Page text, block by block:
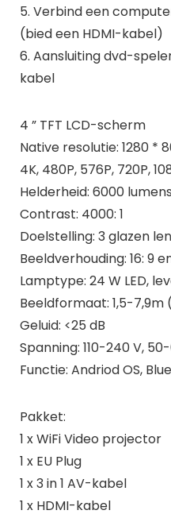
5. Verbind een
(bied een HDMI-kabel)
6. Aansluiting dvd-
kabel
4 ” TFT LCD-scherm
Native resolutie: 1280 *
4K, 480P, 576P, 720P,
Helderheid: 6000 lumens
Contrast: 4000: 1
Doelstelling: 3 glazen
Beeldverhouding: 16: 9
Lamptype: 24 W LED,
Beeldformaat: 1,5-
Geluid: <25 dB
Spanning: 110-240 V,
Functie: Andriod OS,
Pakket:
1 x WiFi Video projector
1 x EU Plug
1 x 3 in 1 AV-kabel
1 x HDMI-kabel